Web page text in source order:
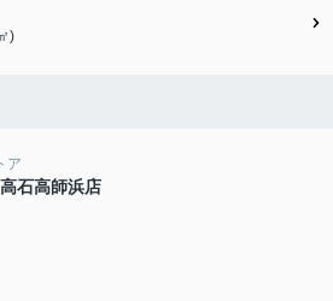
)
ア
石高師浜店